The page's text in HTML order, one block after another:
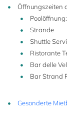
Öffnungszeiten
Strände
Shuttle
Ristorante
Bar delle
Bar Strand
Gesonderte